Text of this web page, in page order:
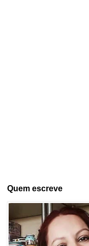
Quem escreve